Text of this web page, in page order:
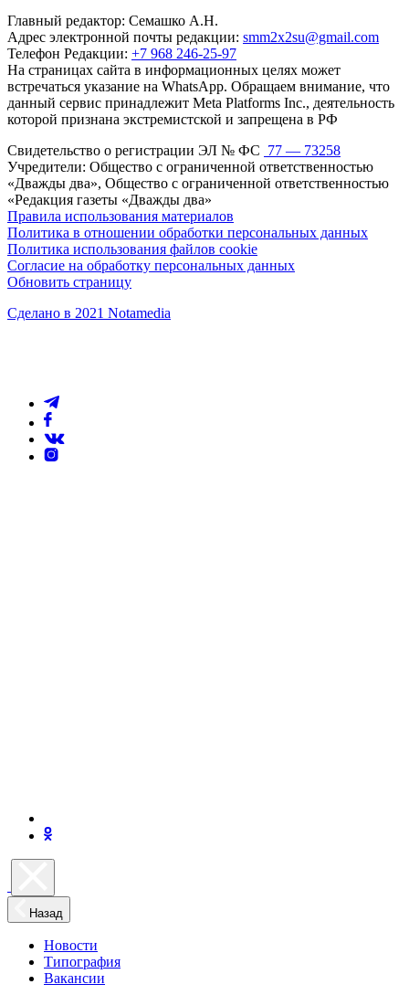
Главный редактор: Семашко А.Н.
Адрес электронной почты редакции: smm2x2su@gmail.com
Телефон Редакции: +7 968 246-25-97
На страницах сайта в информационных целях может
встречаться указание на WhatsApp. Обращаем внимание, что
данный сервис принадлежит Meta Platforms Inc., деятельность
которой признана экстремистской и запрещена в РФ
Свидетельство о регистрации ЭЛ № ФС 77 — 73258
Учредители: Общество с ограниченной ответственностью
«Дважды два», Общество с ограниченной ответственностью
«Редакция газеты «Дважды два»
Правила использования материалов
Политика в отношении обработки персональных данных
Политика использования файлов cookie
Согласие на обработку персональных данных
Обновить страницу
Сделано в 2021 Notamedia
Назад
Новости
Типография
Вакансии